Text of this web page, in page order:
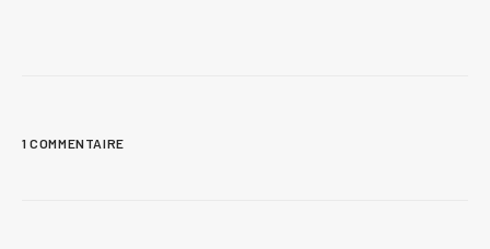
1 COMMENTAIRE